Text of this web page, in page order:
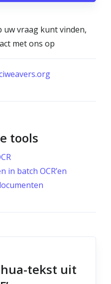
uw vraag kunt vinden,
met ons op
tools
in batch OCR’en
tekst uit